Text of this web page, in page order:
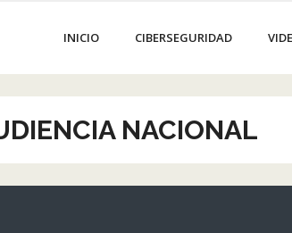
INICIO CIBERSEGURIDAD
NACIONAL